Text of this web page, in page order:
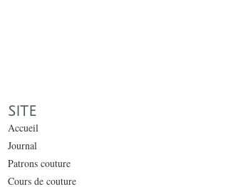
SITE
Accueil
Journal
Patrons couture
Cours de couture